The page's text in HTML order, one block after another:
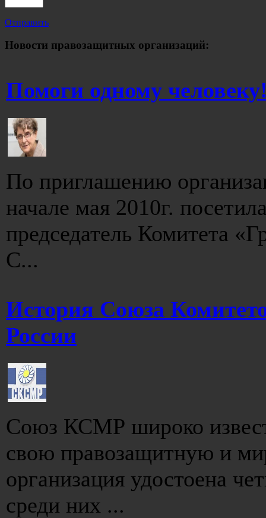
Отправить
Новости правозащитных организаций:
Помоги одному
По приглашению
начале мая 2010г.
председатель Комитета
С...
История Союза
России
Союз КСМР широко
свою правозащитную и
организация удостоена
среди них ...